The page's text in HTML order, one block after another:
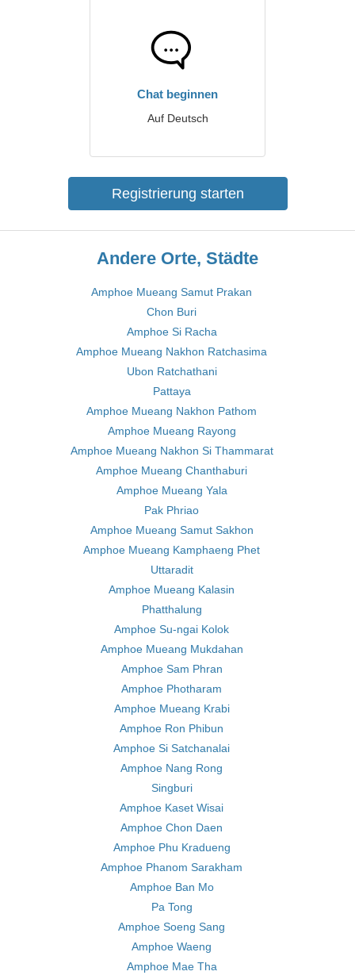
Chat beginnen
Auf Deutsch
Registrierung starten
Andere Orte, Städte
Amphoe Mueang Samut Prakan
Chon Buri
Amphoe Si Racha
Amphoe Mueang Nakhon Ratchasima
Ubon Ratchathani
Pattaya
Amphoe Mueang Nakhon Pathom
Amphoe Mueang Rayong
Amphoe Mueang Nakhon Si Thammarat
Amphoe Mueang Chanthaburi
Amphoe Mueang Yala
Pak Phriao
Amphoe Mueang Samut Sakhon
Amphoe Mueang Kamphaeng Phet
Uttaradit
Amphoe Mueang Kalasin
Phatthalung
Amphoe Su-ngai Kolok
Amphoe Mueang Mukdahan
Amphoe Sam Phran
Amphoe Photharam
Amphoe Mueang Krabi
Amphoe Ron Phibun
Amphoe Si Satchanalai
Amphoe Nang Rong
Singburi
Amphoe Kaset Wisai
Amphoe Chon Daen
Amphoe Phu Kradueng
Amphoe Phanom Sarakham
Amphoe Ban Mo
Pa Tong
Amphoe Soeng Sang
Amphoe Waeng
Amphoe Mae Tha